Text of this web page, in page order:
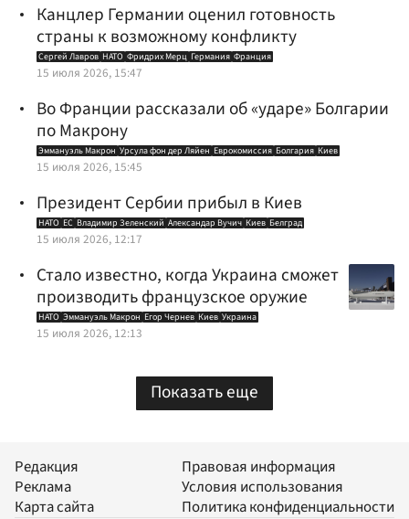
Канцлер Германии оценил готовность
страны к возможному конфликту
Сергей Лавров НАТО Фридрих Мерц Германия Франция
15 июля 2026, 15:47
Во Франции рассказали об «ударе» Болгарии
по Макрону
Эммануэль Макрон Урсула фон дер Ляйен Еврокомиссия Болгария Киев
15 июля 2026, 15:45
Президент Сербии прибыл в Киев
НАТО ЕС Владимир Зеленский Александар Вучич Киев Белград
15 июля 2026, 12:17
Стало известно, когда Украина сможет
производить французское оружие
НАТО Эммануэль Макрон Егор Чернев Киев Украина
15 июля 2026, 12:13
Показать еще
Редакция
Реклама
Карта сайта
Правовая информация
Условия использования
Политика конфиденциальности